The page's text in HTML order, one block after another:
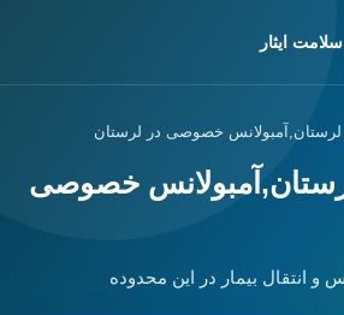
ایثار
لرستان,آمبولانس خصوصی در لرستان
خصوصی
و انتقال بیمار در این محدوده